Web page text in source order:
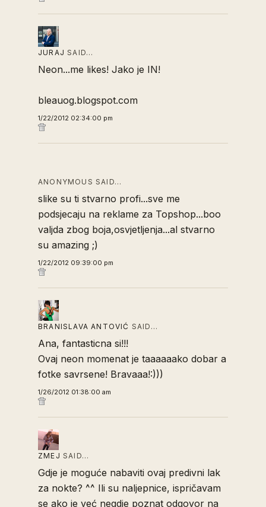
JURAJ SAID…
Neon...me likes! Jako je IN!
bleauog.blogspot.com
1/22/2012 02:34:00 pm
ANONYMOUS SAID…
slike su ti stvarno profi...sve me
podsjecaju na reklame za Topshop...boo
valjda zbog boja,osvjetljenja...al stvarno
su amazing ;)
1/22/2012 09:39:00 pm
BRANISLAVA ANTOVIĆ SAID…
Ana, fantasticna si!!!
Ovaj neon momenat je taaaaaako dobar a
fotke savrsene! Bravaaa!:)))
1/26/2012 01:38:00 am
ZMEJ SAID…
Gdje je moguće nabaviti ovaj predivni lak
za nokte? ^^ Ili su naljepnice, ispričavam
se ako je već negdje poznat odgovor na